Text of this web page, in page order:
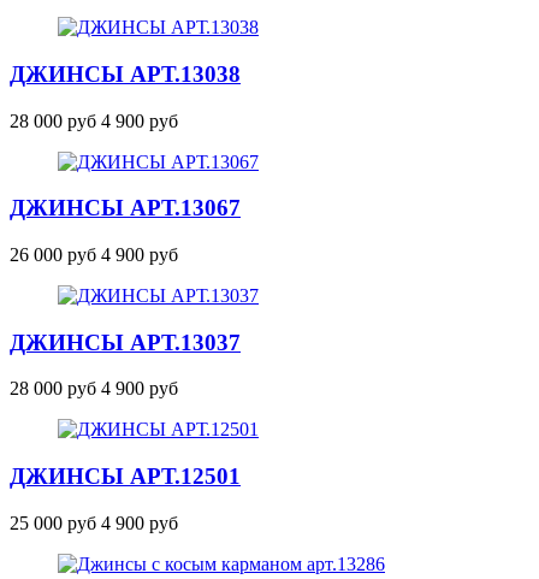
ДЖИНСЫ АРТ.13038
28 000 руб 4 900 руб
ДЖИНСЫ АРТ.13067
26 000 руб 4 900 руб
ДЖИНСЫ АРТ.13037
28 000 руб 4 900 руб
ДЖИНСЫ АРТ.12501
25 000 руб 4 900 руб